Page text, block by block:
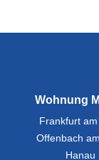
Wohnung
Frankfurt
Offenbach
Hanau